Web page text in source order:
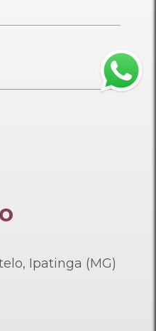
Ipatinga (MG)